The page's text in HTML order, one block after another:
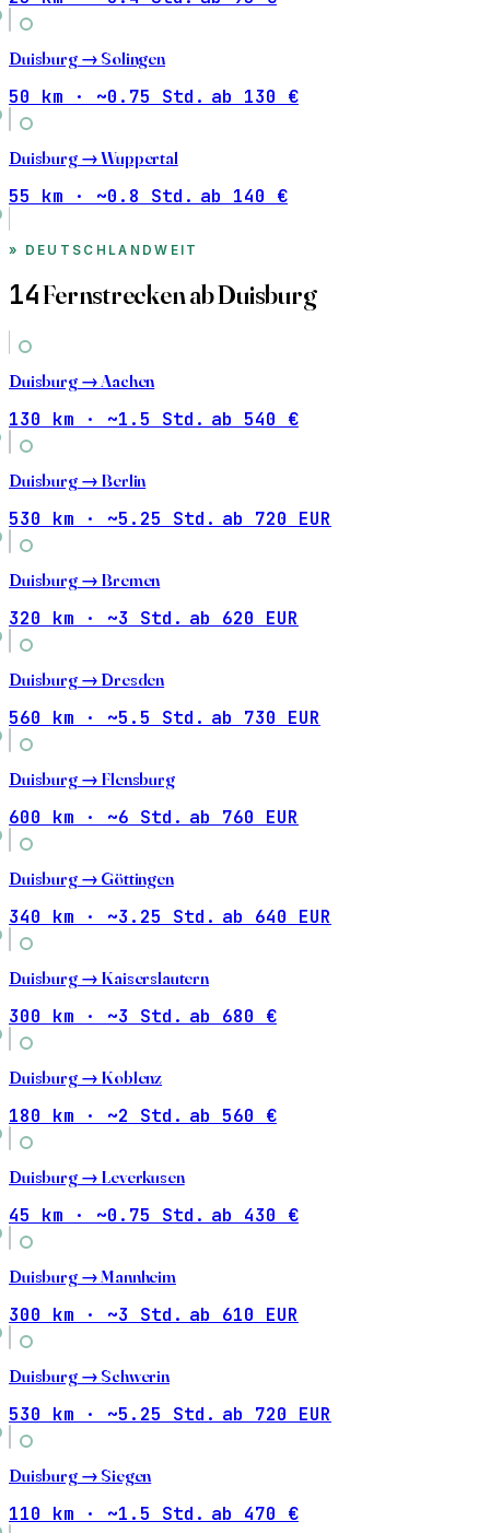
Duisburg → Solingen
50 km · ~0.75 Std. ab 130 €
Duisburg →Wuppertal
55 km · ~0.8 Std. ab 140 €
DEUTSCHLANDWEIT
14Fernstrecken ab Duisburg
Duisburg → Aachen
130 km · ~1.5 Std. ab 540 €
Duisburg → Berlin
530 km · ~5.25 Std. ab 720 EUR
Duisburg → Bremen
320 km · ~3 Std. ab 620 EUR
Duisburg → Dresden
560 km · ~5.5 Std. ab 730 EUR
Duisburg → Flensburg
600 km · ~6 Std. ab 760 EUR
Duisburg → Göttingen
340 km · ~3.25 Std. ab 640 EUR
Duisburg → Kaiserslautern
300 km · ~3 Std. ab 680 €
Duisburg → Koblenz
180 km · ~2 Std. ab 560 €
Duisburg → Leverkusen
45 km · ~0.75 Std. ab 430 €
Duisburg → Mannheim
300 km · ~3 Std. ab 610 EUR
Duisburg → Schwerin
530 km · ~5.25 Std. ab 720 EUR
Duisburg → Siegen
110 km · ~1.5 Std. ab 470 €